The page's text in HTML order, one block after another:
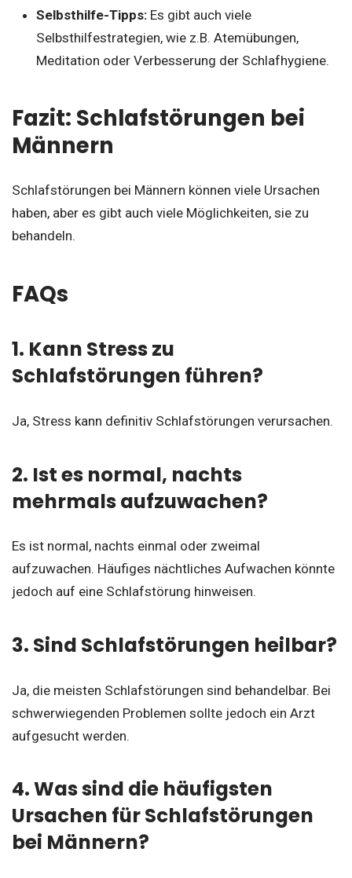
Selbsthilfe-Tipps: Es gibt auch viele
Selbsthilfestrategien, wie z.B. Atemübungen,
Meditation oder Verbesserung der Schlafhygiene.
Fazit: Schlafstörungen bei
Männern
Schlafstörungen bei Männern können viele Ursachen
haben, aber es gibt auch viele Möglichkeiten, sie zu
behandeln.
FAQs
1. Kann Stress zu
Schlafstörungen führen?
Ja, Stress kann definitiv Schlafstörungen verursachen.
2. Ist es normal, nachts
mehrmals aufzuwachen?
Es ist normal, nachts einmal oder zweimal
aufzuwachen. Häufiges nächtliches Aufwachen könnte
jedoch auf eine Schlafstörung hinweisen.
3. Sind Schlafstörungen heilbar?
Ja, die meisten Schlafstörungen sind behandelbar. Bei
schwerwiegenden Problemen sollte jedoch ein Arzt
aufgesucht werden.
4. Was sind die häufigsten
Ursachen für Schlafstörungen
bei Männern?